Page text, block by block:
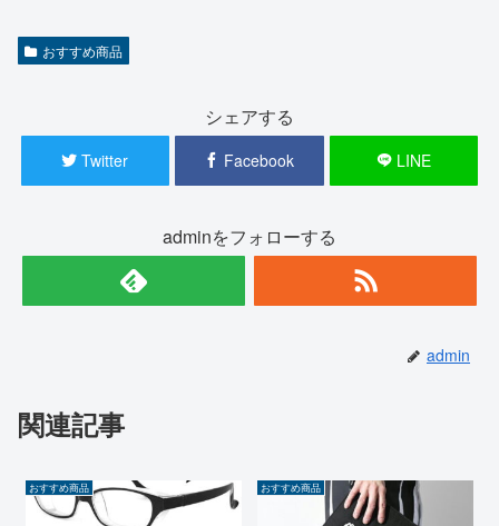
おすすめ商品
シェアする
Twitter Facebook LINE
adminをフォローする
admin
関連記事
おすすめ商品 おすすめ商品